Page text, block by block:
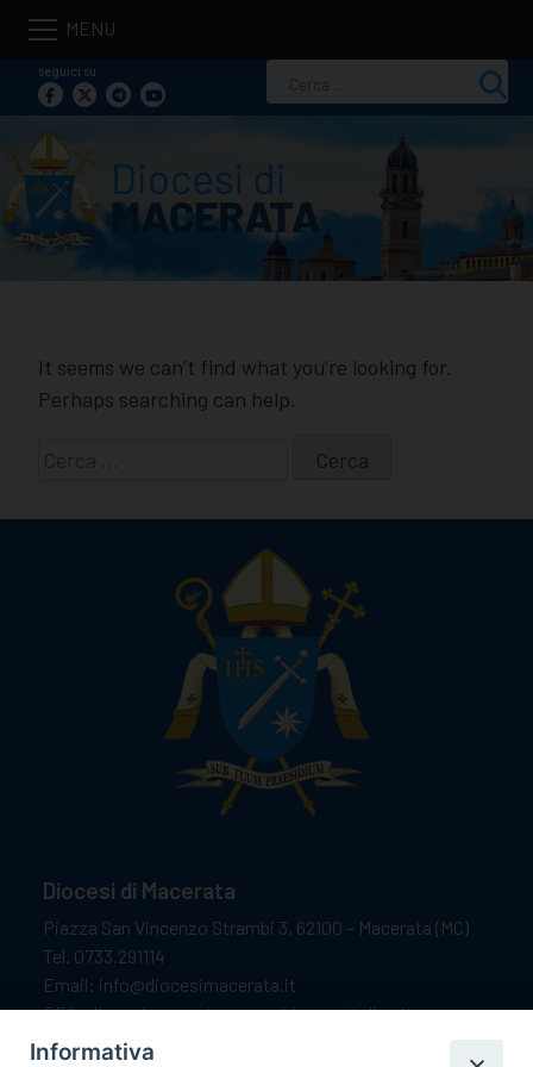
Skip
contentseguici su
per:
It seems we can’t find what you’re looking for.
Perhaps searching can help.
Diocesi di Macerata
Piazza San Vincenzo Strambi 3, 62100 – Macerata (MC)
Tel. 0733.291114
Email: info@diocesimacerata.it
PEC: diocesimacerata@pec.chiesacattolica.it
Comunicazioni urgenti WhatsApp:
Informativa